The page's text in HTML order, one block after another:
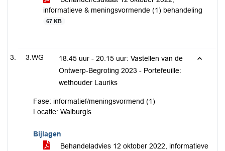
informatieve & meningsvormende (1) behandeling
67 KB
3.WG
18.45 uur - 20.15 uur: Vastellen van de
Ontwerp-Begroting 2023 - Portefeuille:
wethouder Lauriks
Fase: informatief/meningsvormend (1)
Locatie: Walburgis
Bijlagen
Behandeladvies 12 oktober 2022, informatieve